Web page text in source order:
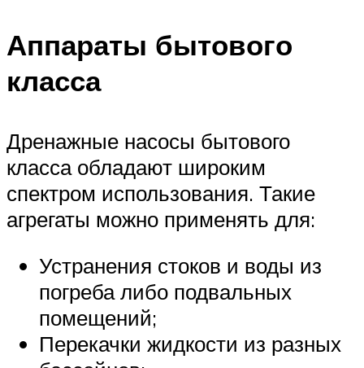
Аппараты бытового
класса
Дренажные насосы бытового
класса обладают широким
спектром использования. Такие
агрегаты можно применять для:
Устранения стоков и воды из
погреба либо подвальных
помещений;
Перекачки жидкости из разных